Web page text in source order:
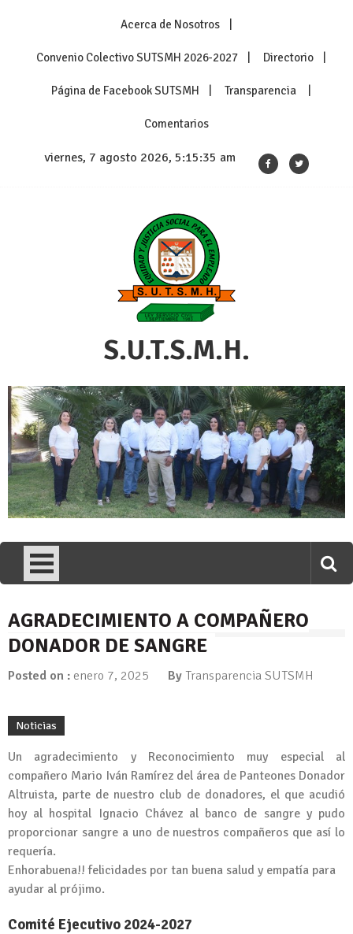
Acerca de Nosotros
Convenio Colectivo SUTSMH 2026-2027 Directorio
Página de Facebook SUTSMH Transparencia
Comentarios
viernes, 7 agosto 2026, 5:15:35 am
S.U.T.S.M.H.
AGRADECIMIENTO A COMPAÑERO
DONADOR DE SANGRE
Posted on : enero 7, 2025 By Transparencia SUTSMH
Noticias
Un agradecimiento y Reconocimiento muy especial al
compañero Mario Iván Ramírez del área de Panteones Donador
Altruista, parte de nuestro club de donadores, el que acudió
hoy al hospital Ignacio Chávez al banco de sangre y pudo
proporcionar sangre a uno de nuestros compañeros que así lo
requería.
Enhorabuena!! felicidades por tan buena salud y empatía para
ayudar al prójimo.
Comité Ejecutivo 2024-2027